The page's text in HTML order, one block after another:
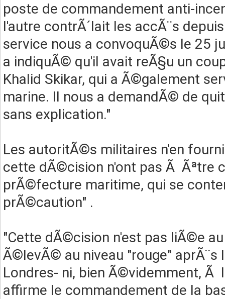
poste de commandement anti-
l'autre contrÃ´lait les accÃ¨s
service nous a convoquÃ©s le 25
a indiquÃ© qu'il avait reÃ§u un
Khalid Skikar, qui a Ã©galement
marine. Il nous a demandÃ© de
sans explication."
Les autoritÃ©s militaires n'en
cette dÃ©cision n'ont pas Ã Ãªtre
prÃ©fecture maritime, qui se
prÃ©caution" .
"Cette dÃ©cision n'est pas liÃ©e
Ã©levÃ© au niveau "rouge"
Londres- ni, bien Ã©videmment, Ã
affirme le commandement de la